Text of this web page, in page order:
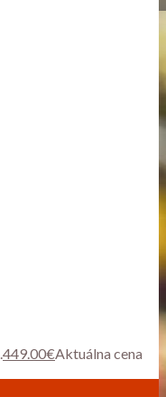
449.00€Aktuálna cena